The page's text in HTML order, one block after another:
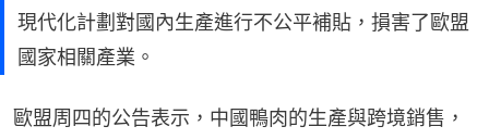
現代化計劃對國內生產進行不公平補貼，損害了歐盟
國家相關產業。
歐盟周四的公告表示，中國鴨肉的生產與跨境銷售，